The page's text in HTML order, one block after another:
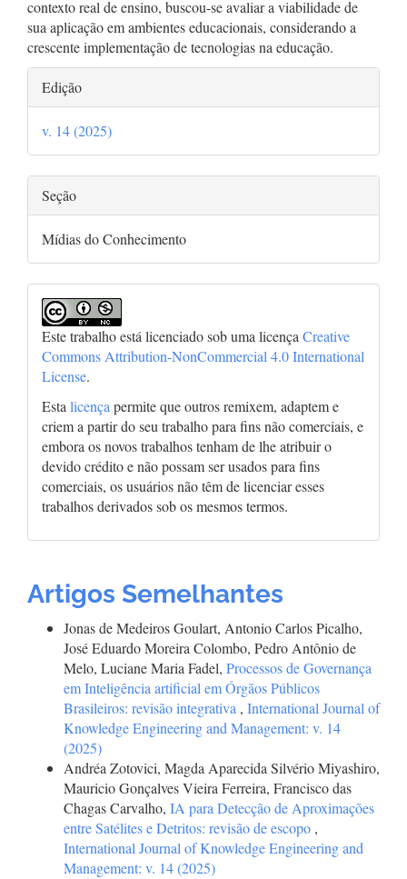
contexto real de ensino, buscou-se avaliar a viabilidade de
sua aplicação em ambientes educacionais, considerando a
crescente implementação de tecnologias na educação.
Detalhes
do
artigo
Edição
v. 14 (2025)
Seção
Mídias do Conhecimento
Este trabalho está licenciado sob uma licença Creative
Commons Attribution-NonCommercial 4.0 International
License.
Esta licença permite que outros remixem, adaptem e
criem a partir do seu trabalho para fins não comerciais, e
embora os novos trabalhos tenham de lhe atribuir o
devido crédito e não possam ser usados para fins
comerciais, os usuários não têm de licenciar esses
trabalhos derivados sob os mesmos termos.
Artigos Semelhantes
Jonas de Medeiros Goulart, Antonio Carlos Picalho,
José Eduardo Moreira Colombo, Pedro Antônio de
Melo, Luciane Maria Fadel, Processos de Governança
em Inteligência artificial em Órgãos Públicos
Brasileiros: revisão integrativa , International Journal of
Knowledge Engineering and Management: v. 14
(2025)
Andréa Zotovici, Magda Aparecida Silvério Miyashiro,
Mauricio Gonçalves Vieira Ferreira, Francisco das
Chagas Carvalho, IA para Detecção de Aproximações
entre Satélites e Detritos: revisão de escopo ,
International Journal of Knowledge Engineering and
Management: v. 14 (2025)